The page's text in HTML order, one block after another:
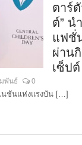
ตาร์
ต์” น
แฟชั่
ผ่าน
เซ็ปต์
พันธ์ 0
นชันแห่งแรงบัน […]